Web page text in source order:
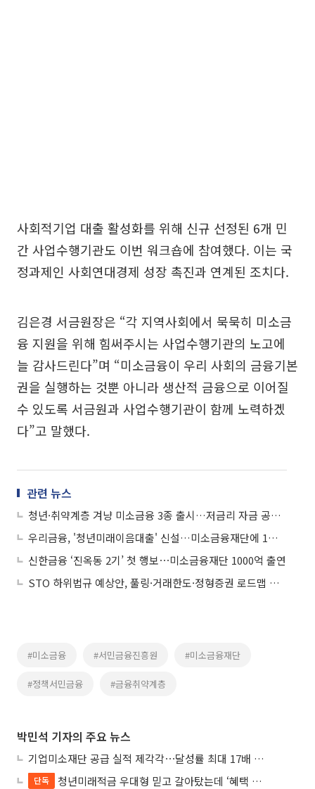
사회적기업 대출 활성화를 위해 신규 선정된 6개 민
간 사업수행기관도 이번 워크숍에 참여했다. 이는 국
정과제인 사회연대경제 성장 촉진과 연계된 조치다.
김은경 서금원장은 “각 지역사회에서 묵묵히 미소금
융 지원을 위해 힘써주시는 사업수행기관의 노고에
늘 감사드린다”며 “미소금융이 우리 사회의 금융기본
권을 실행하는 것뿐 아니라 생산적 금융으로 이어질
수 있도록 서금원과 사업수행기관이 함께 노력하겠
다”고 말했다.
관련 뉴스
청년·취약계층 겨냥 미소금융 3종 출시…저금리 자금 공급 확대
우리금융, '청년미래이음대출' 신설…미소금융재단에 1천억 추가 출연
신한금융 ‘진옥동 2기’ 첫 행보⋯미소금융재단 1000억 출연
STO 하위법규 예상안, 풀링·거래한도·정형증권 로드맵 제시
#미소금융 #서민금융진흥원 #미소금융재단
#정책서민금융 #금융취약계층
박민석 기자의 주요 뉴스
기업미소재단 공급 실적 제각각⋯달성률 최대 17배 차이
단독
청년미래적금 우대형 믿고 갈아탔는데 ‘혜택 반토막’…심사 오류에 가입자 혼선